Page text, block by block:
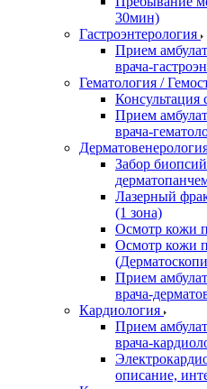
30мин)
Гастроэнтерология
Прием
врача-
Гематология /
Консультация
Прием
врача-
Забор
Лазерный
(1 зона)
Осмотр кожи
Осмотр кожи
Прием
врача-
Кардиология
Прием
врача-
описание,